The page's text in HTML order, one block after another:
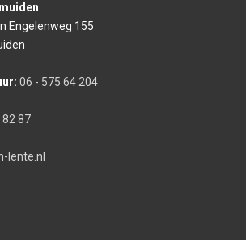
Engelenweg 155
06 - 575 64 204
82 87
lente.nl